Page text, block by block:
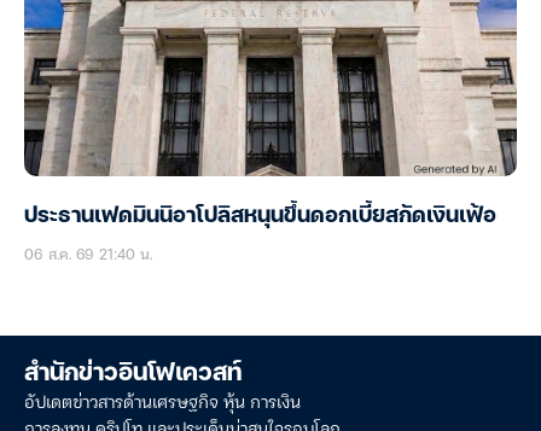
ประธานเฟดมินนิอาโปลิสหนุนขึ้นดอกเบี้ยสกัดเงินเฟ้อ
06 ส.ค. 69 21:40 น.
สำนักข่าวอินโฟเควสท์
อัปเดตข่าวสารด้านเศรษฐกิจ หุ้น การเงิน